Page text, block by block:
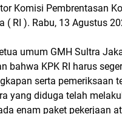
Komisi Pembrentasan
( RI ). Rabu, 13 Agustus
umum GMH Sultra
bahwa KPK RI harus
serta pemeriksaan
yang diduga telah
enam paket pekerjaan